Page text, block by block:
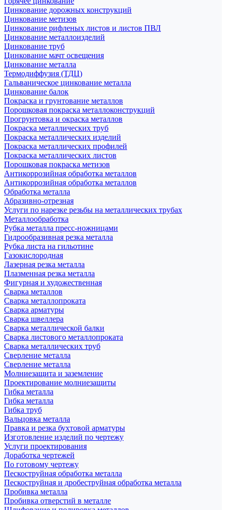
Цинкование дорожных конструкций
Цинкование метизов
Цинкование рифленых листов и листов ПВЛ
Цинкование металлоизделий
Цинкование труб
Цинкование мачт освещения
Цинкование металла
Термодиффузия (ТДЦ)
Гальваническое цинкование металла
Цинкование балок
Покраска и грунтование металлов
Порошковая покраска металлоконструкций
Прогрунтовка и окраска металлов
Покраска металлических труб
Покраска металлических изделий
Покраска металлических профилей
Покраска металлических листов
Порошковая покраска метизов
Антикоррозийная обработка металлов
Антикоррозийная обработка металлов
Обработка металла
Абразивно-отрезная
Услуги по нарезке резьбы на металлических трубах
Металлообработка
Рубка металла пресс-ножницами
Гидрообразивная резка металла
Рубка листа на гильотине
Газокислородная
Лазерная резка металла
Плазменная резка металла
Фигурная и художественная
Сварка металлов
Сварка металлопроката
Сварка арматуры
Сварка швеллера
Сварка металлической балки
Сварка листового металлопроката
Сварка металлических труб
Сверление металла
Сверление металла
Молниезащита и заземление
Проектирование молниезащиты
Гибка металла
Гибка металла
Гибка труб
Вальцовка металла
Правка и резка бухтовой арматуры
Изготовление изделий по чертежу
Услуги проектирования
Доработка чертежей
По готовому чертежу
Пескоструйная обработка металла
Пескоструйная и дробеструйная обработка металла
Пробивка металла
Пробивка отверстий в металле